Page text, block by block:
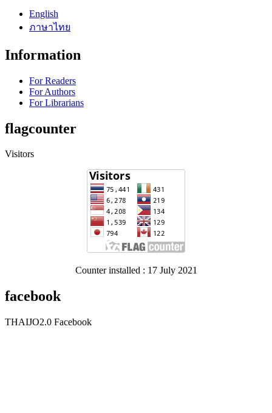
English
ภาษาไทย
Information
For Readers
For Authors
For Librarians
flagcounter
Visitors
Counter installed : 17 July 2021
facebook
THAIJO2.0 Facebook